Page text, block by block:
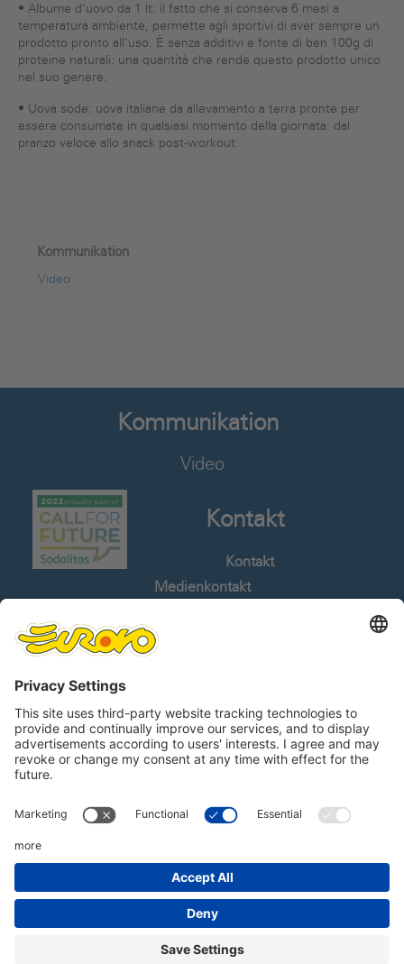
• Albume d’uovo da 1 lt: il fatto che si conserva 6 mesi a
temperatura ambiente, permette agli sportivi di aver sempre un
prodotto pronto all’uso. È senza additivi e fonte di ben 100g di
proteine naturali: una quantità che rende questo prodotto unico
nel suo genere.
• Uova sode: uova italiane da allevamento a terra pronte per
essere consumate in qualsiasi momento della giornata: dal
pranzo veloce allo snack post-workout.
Kommunikation
Video
Kommunikation
Video
Kontakt
Kontakt
Medienkontakt
Whistleblowing
Folge uns auf Linkedin
© 2018 EUROVO S.r.l. Steuernummer und Eintragung ins Unternehmensregister
00992620286 - V.W.V. Nr. 100103/RA - Via Mensa 3, 48022 Santa Maria In